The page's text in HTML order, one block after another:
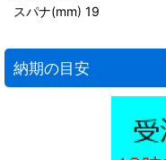
スパナ(mm) 19
納期の目安